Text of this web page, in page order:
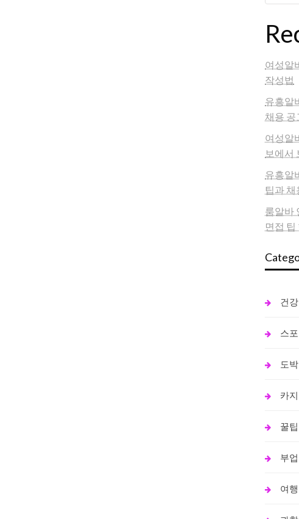
여성알
작성법
유흥알
채용 공
여성알
보에서
유흥알
팁과 채
룸알바
면접 팁
건강
스
도박
카
꿀팁
부업
여행